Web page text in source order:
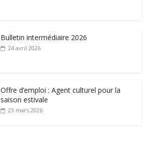
Bulletin intermédiaire 2026
24 avril 2026
Offre d’emploi : Agent culturel pour la
saison estivale
23 mars 2026